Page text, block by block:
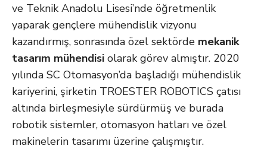
ve Teknik Anadolu Lisesi’nde öğretmenlik
yaparak gençlere mühendislik vizyonu
kazandırmış, sonrasında özel sektörde mekanik
tasarım mühendisi olarak görev almıştır. 2020
yılında SC Otomasyon’da başladığı mühendislik
kariyerini, şirketin TROESTER ROBOTICS çatısı
altında birleşmesiyle sürdürmüş ve burada
robotik sistemler, otomasyon hatları ve özel
makinelerin tasarımı üzerine çalışmıştır.